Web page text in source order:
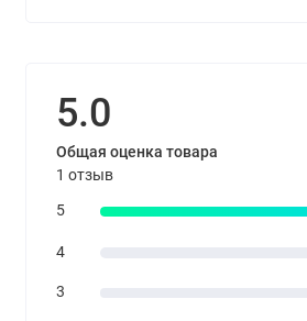
5.0
Общая оценка товара
1 отзыв
5
4
3